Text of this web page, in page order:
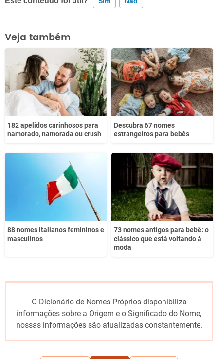
Este conteúdo contém informação incorreta
Este conteúdo não tem a informação que procuro
Outro
Veja também
182 apelidos carinhosos para
namorado, namorada ou crush
Descubra 67 nomes
estrangeiros para bebês
88 nomes italianos femininos e
masculinos
73 nomes antigos para bebê: o
clássico que está voltando à
moda
O Dicionário de Nomes Próprios disponibiliza
informações sobre a Origem e o Significado do Nome,
nossas informações são atualizadas constantemente.